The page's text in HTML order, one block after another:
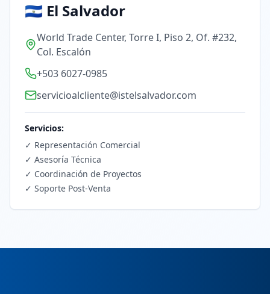
🇸🇻 El Salvador
World Trade Center, Torre I, Piso 2, Of. #232,
Col. Escalón
+503 6027-0985
servicioalcliente@istelsalvador.com
Servicios:
✓ Representación Comercial
✓ Asesoría Técnica
✓ Coordinación de Proyectos
✓ Soporte Post-Venta